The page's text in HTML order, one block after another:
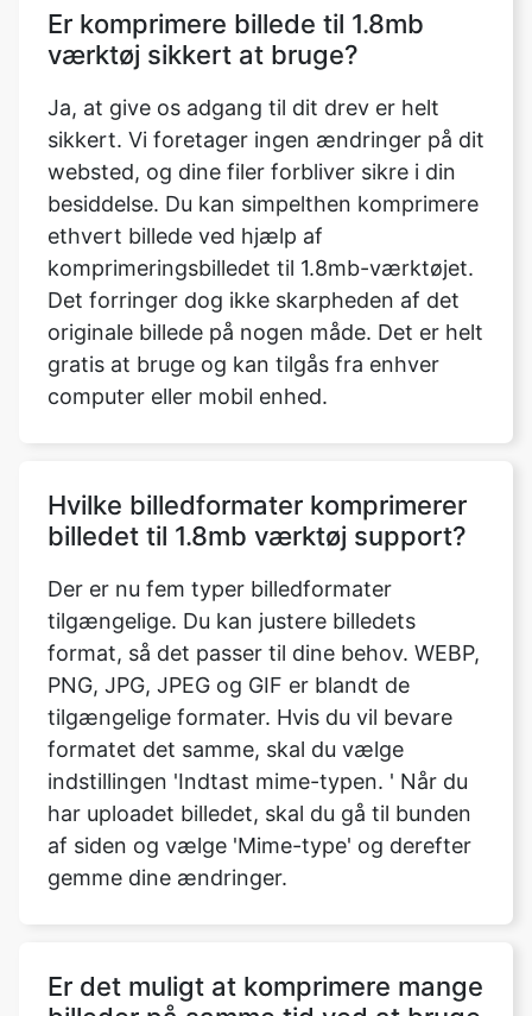
Ja, at give os adgang til dit drev er helt
sikkert. Vi foretager ingen ændringer på dit
websted, og dine filer forbliver sikre i din
besiddelse. Du kan simpelthen komprimere
ethvert billede ved hjælp af
komprimeringsbilledet til 1.8mb-værktøjet.
Det forringer dog ikke skarpheden af det
originale billede på nogen måde. Det er helt
gratis at bruge og kan tilgås fra enhver
computer eller mobil enhed.
Hvilke billedformater komprimerer
Der er nu fem typer billedformater
tilgængelige. Du kan justere billedets
format, så det passer til dine behov. WEBP,
PNG, JPG, JPEG og GIF er blandt de
tilgængelige formater. Hvis du vil bevare
formatet det samme, skal du vælge
indstillingen 'Indtast mime-typen. ' Når du
har uploadet billedet, skal du gå til bunden
af siden og vælge 'Mime-type' og derefter
gemme dine ændringer.
Er det muligt at komprimere mange
værktøj?